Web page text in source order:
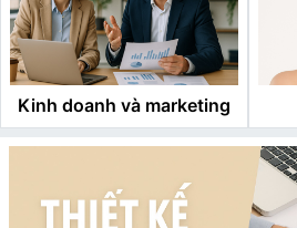
Kinh doanh và marketing